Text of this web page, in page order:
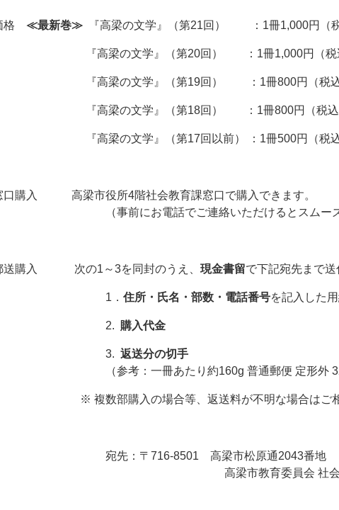
格 ≪最新巻≫ 『高梁の文学』（第21回） ：1冊1,000円（税
高梁の文学』（第20回） ：1冊1,000円（税
高梁の文学』（第19回） ：1冊800円（税込
高梁の文学』（第18回） ：1冊800円（税込
高梁の文学』（第17回以前） ：1冊500円（税込
口購入 高梁市役所4階社会教育課窓口で購入できます。
事前にお電話でご連絡いただけるとスムーズに
送購入 次の1～3を同封のうえ、 現金書留で下記宛先まで送
． 住所・氏名・部数・電話番号を記入した
購入代金
返送分の切手
（参考：一冊あたり約160g 普通郵便 定形外
数部購入の場合等、返送料が不明な場合はご相談
先：〒716-8501 高梁市松原通2043番地
梁市教育委員会 社会教育課